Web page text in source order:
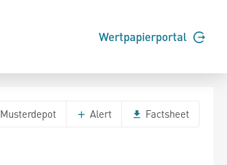
Wertpapierportal
Musterdepot Alert Factsheet